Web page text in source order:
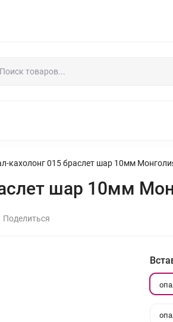
кахолонг 015 браслет шар 10мм
шар 10мм
Поделиться